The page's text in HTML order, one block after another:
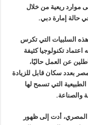
موارد ريعية من خلال
حالة إمارة دبي.
السلبيات التي تكرس
تكنولوجيا كثيفة
عن العمل حاليًا،
بعدد سكان قابل للزيادة
التي تسمح لها
والصناعة.
المصري، أدت إلى ظهور